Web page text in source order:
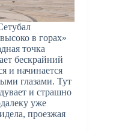
в горах»
точка
бескрайний
и начинается
глазами. Тут
и страшно
уже
проезжая